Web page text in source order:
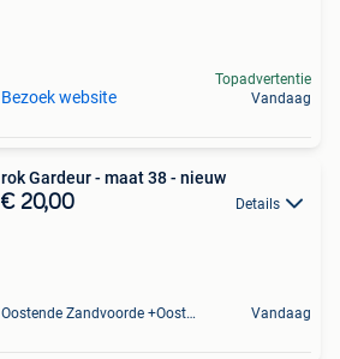
Bezoek website
Topadvertentie
Vandaag
rok Gardeur - maat 38 - nieuw
€ 20,00 Details
Oostende Zandvoorde +Oostende Vandaag